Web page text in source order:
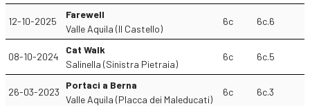
12-10-2025
Farewell
Valle Aquila (Il Castello)
6c 6c.6
08-10-2024
Cat Walk
Salinella (Sinistra Pietraia)
6c 6c.5
26-03-2023
Portaci a Berna
Valle Aquila (Placca dei Maleducati)
6c 6c.3